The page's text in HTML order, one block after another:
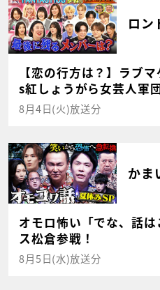
ロン
【恋の行方は？】ラブ
s紅しょうがら女芸人軍
8月4日(火)放送分
かま
オモロ怖い「でな、話
ス松倉参戦！
8月5日(水)放送分